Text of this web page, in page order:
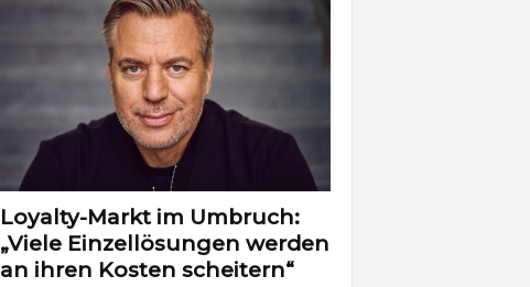
Loyalty-Markt im Umbruch:
„Viele Einzellösungen werden
an ihren Kosten scheitern“